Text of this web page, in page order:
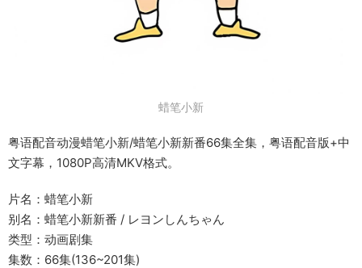
蜡笔小新
粤语配音动漫蜡笔小新/蜡笔小新新番66集全集，粤语配音版+中
文字幕，1080P高清MKV格式。
片名：蜡笔小新
别名：蜡笔小新新番 / レヨンしんちゃん
类型：动画剧集
集数：66集(136~201集)